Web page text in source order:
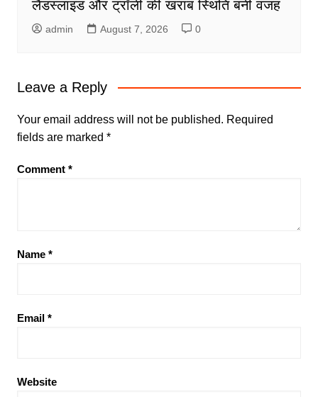
लैंडस्लाइड और ट्रॉली की खराब स्थिति बनी वजह
admin August 7, 2026 0
Leave a Reply
Your email address will not be published. Required
fields are marked *
Comment *
Name *
Email *
Website